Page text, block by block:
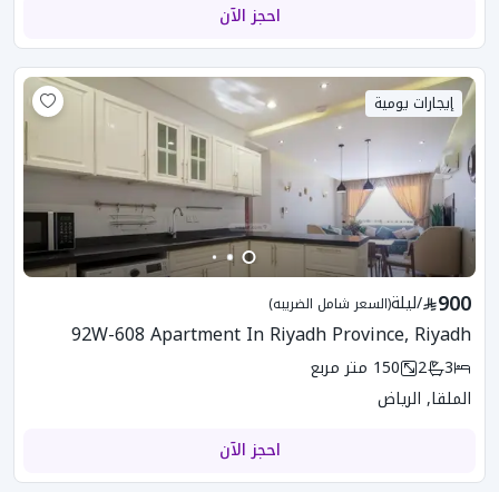
احجز الآن
إيجارات يومية
900
/ليلة(السعر شامل الضريبه)
92W-608 Apartment In Riyadh Province, Riyadh
3
2
150 متر مربع
الملقا, الرياض
احجز الآن